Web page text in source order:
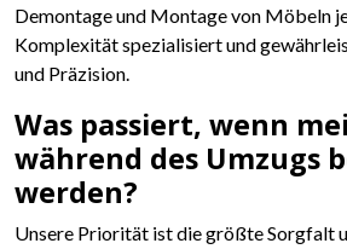
Demontage und Montage von Möbeln
Komplexität spezialisiert und
und Präzision.
Was passiert, wenn
während des Umzugs
werden?
Unsere Priorität ist die größte Sorgfalt